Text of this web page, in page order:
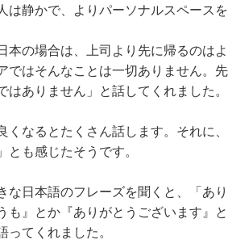
は静かで、よりパーソナルスペース
本の場合は、上司より先に帰るのは
ではそんなことは一切ありません。
はありません」と話してくれました。
くなるとたくさん話します。それに
とも感じたそうです。
な日本語のフレーズを聞くと、「あ
も』とか『ありがとうございます』
ってくれました。